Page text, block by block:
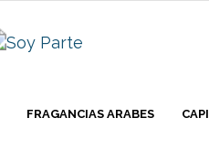
FRAGANCIAS ARABES